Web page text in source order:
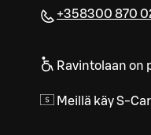
+358300 870
Ravintolaan on
Meillä käy S-